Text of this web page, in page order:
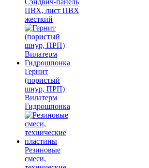
Сэндвич-панель
ПВХ, лист ПВХ
жесткий
Гернит
(пористый
шнур, ПРП)
Вилатерм
Гидрошпонка
Резиновые
смеси,